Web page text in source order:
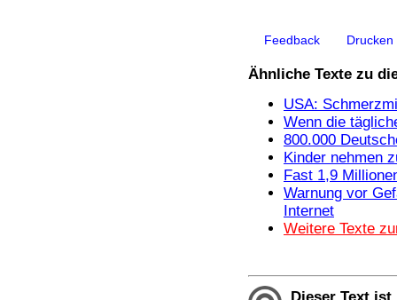
Feedback Drucken
Ähnliche Texte zu
USA:
Wenn die
800.000
Kinder nehmen
Fast 1,9
Warnung vor
Internet
Weitere Texte
Dieser Text